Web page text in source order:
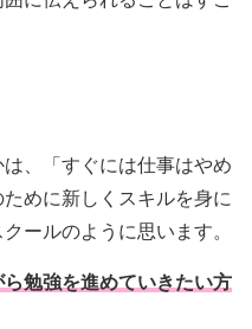
、「すぐには仕事はやめ
めに新しくスキルを身に
ールのように思います。
勉強を進めていきたい方